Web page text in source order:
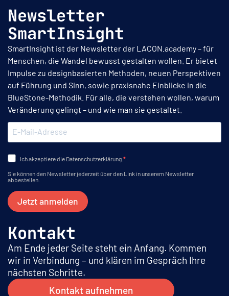
Newsletter
SmartInsight
SmartInsight ist der Newsletter der LACON.academy – für
Menschen, die Wandel bewusst gestalten wollen. Er bietet
Impulse zu designbasierten Methoden, neuen Perspektiven
auf Führung und Sinn, sowie praxisnahe Einblicke in die
BlueStone-Methodik. Für alle, die verstehen wollen, warum
Veränderung gelingt – und wie man sie gestaltet.
Ich akzeptiere die Datenschutzerklärung.
Sie können den Newsletter jederzeit über den Link in unserem Newsletter
abbestellen.
Jetzt anmelden
Kontakt
Am Ende jeder Seite steht ein Anfang. Kommen
wir in Verbindung – und klären im Gespräch Ihre
nächsten Schritte.
Kontakt aufnehmen